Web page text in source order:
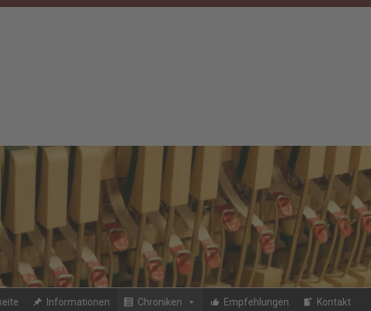
Informationen Chroniken Empfehlungen Kontakt